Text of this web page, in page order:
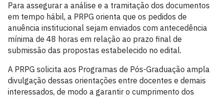
Para assegurar a análise e a tramitação dos documentos
em tempo hábil, a PRPG orienta que os pedidos de
anuência institucional sejam enviados com antecedência
mínima de 48 horas em relação ao prazo final de
submissão das propostas estabelecido no edital.
A PRPG solicita aos Programas de Pós-Graduação ampla
divulgação dessas orientações entre docentes e demais
interessados, de modo a garantir o cumprimento dos